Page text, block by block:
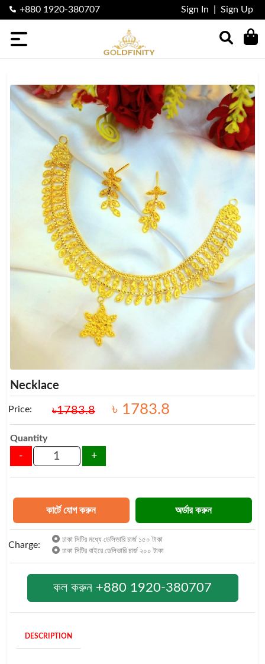
Sign In Sign Up
+880 1920-380707
Ring
Earring
Necklace
Necklace
Price: ৳1783.8৳ 1783.8
Quantity
- +
কার্টে যোগ করুন অর্ডার করুন
Charge:
ঢাকা সিটির মধ্যে ডেলিভারি চার্জ ১৫০ টাকা
ঢাকা সিটির বাইরে ডেলিভারি চার্জ ২০০ টাকা
কল করুন +880 1920-380707
DESCRIPTION